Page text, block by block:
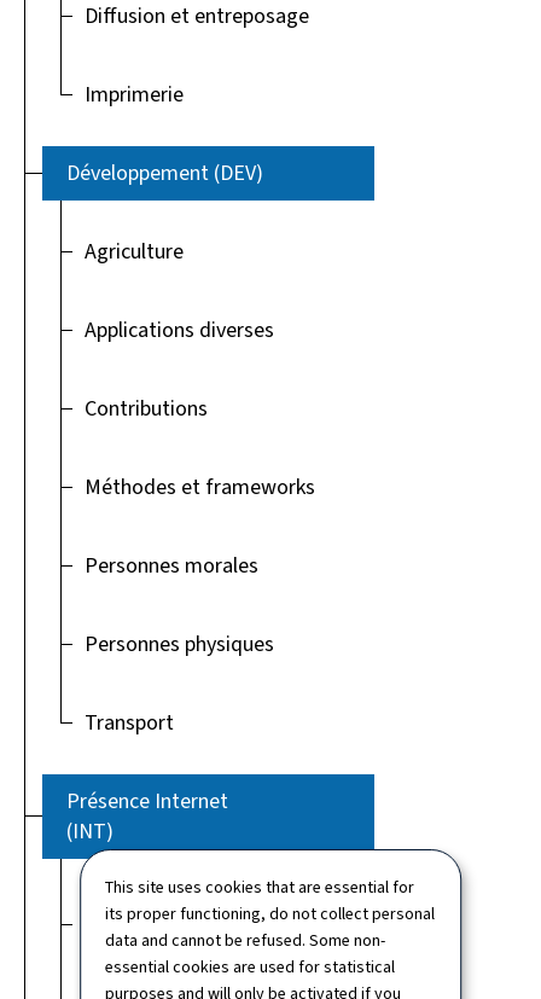
This site uses cookies that are essential for
its proper functioning, do not collect personal
data and cannot be refused. Some non-
essential cookies are used for statistical
purposes and will only be activated if you
Diffusion et entreposage
Imprimerie
Développement (DEV)
Agriculture
Applications diverses
Contributions
Méthodes et frameworks
Personnes morales
Personnes physiques
Transport
Présence Internet
(INT)
Guichet.lu, équipe
rédactionnelle